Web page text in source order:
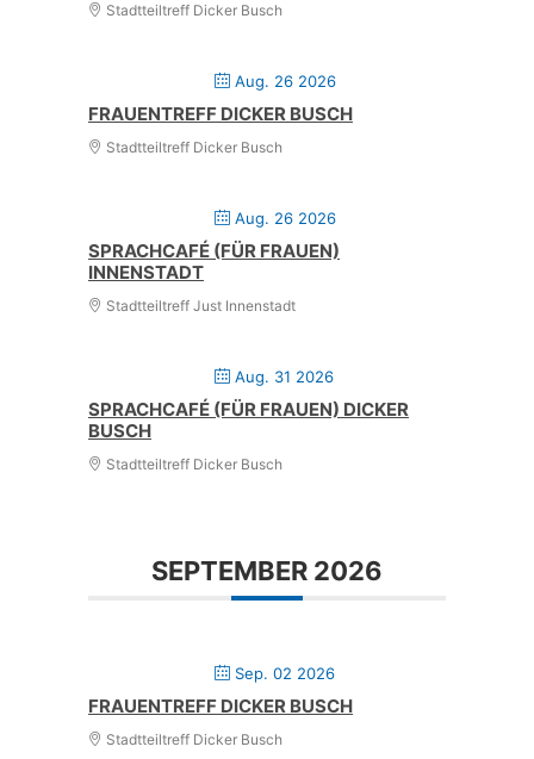
Stadtteiltreff Dicker Busch
Aug. 26 2026
FRAUENTREFF DICKER BUSCH
Stadtteiltreff Dicker Busch
Aug. 26 2026
SPRACHCAFÉ (FÜR FRAUEN)
INNENSTADT
Stadtteiltreff Just Innenstadt
Aug. 31 2026
SPRACHCAFÉ (FÜR FRAUEN) DICKER
BUSCH
Stadtteiltreff Dicker Busch
SEPTEMBER 2026
Sep. 02 2026
FRAUENTREFF DICKER BUSCH
Stadtteiltreff Dicker Busch